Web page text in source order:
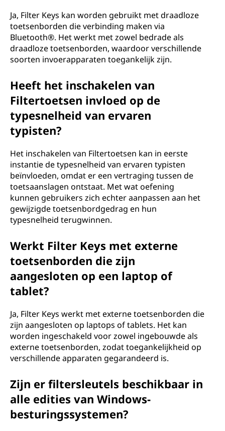
Ja, Filter Keys kan worden gebruikt met draadloze
toetsenborden die verbinding maken via
Bluetooth®. Het werkt met zowel bedrade als
draadloze toetsenborden, waardoor verschillende
soorten invoerapparaten toegankelijk zijn.
Heeft het inschakelen van
Filtertoetsen invloed op de
typesnelheid van ervaren
typisten?
Het inschakelen van Filtertoetsen kan in eerste
instantie de typesnelheid van ervaren typisten
beïnvloeden, omdat er een vertraging tussen de
toetsaanslagen ontstaat. Met wat oefening
kunnen gebruikers zich echter aanpassen aan het
gewijzigde toetsenbordgedrag en hun
typesnelheid terugwinnen.
Werkt Filter Keys met externe
toetsenborden die zijn
aangesloten op een laptop of
tablet?
Ja, Filter Keys werkt met externe toetsenborden die
zijn aangesloten op laptops of tablets. Het kan
worden ingeschakeld voor zowel ingebouwde als
externe toetsenborden, zodat toegankelijkheid op
verschillende apparaten gegarandeerd is.
Zijn er filtersleutels beschikbaar in
alle edities van Windows-
besturingssystemen?